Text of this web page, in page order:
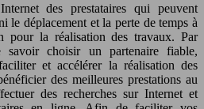
des prestataires qui peuvent
le déplacement et la perte de temps à
pour la réalisation des travaux. Par
choisir un partenaire fiable,
et accélérer la réalisation des
des meilleures prestations au
des recherches sur Internet et